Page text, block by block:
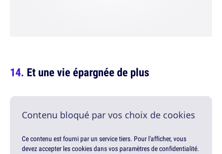
Et une vie épargnée de plus
Contenu bloqué par vos choix de cookies
Ce contenu est fourni par un service tiers. Pour l'afficher, vous
devez accepter les cookies dans vos paramètres de confidentialité.